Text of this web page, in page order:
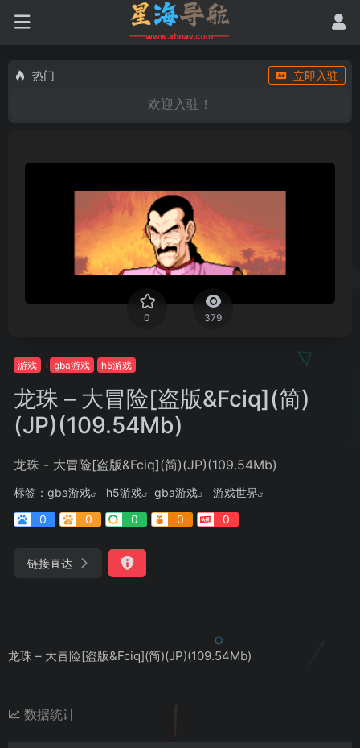
热门 立即入驻
欢迎入驻！
0 379
游戏 gba游戏 h5游戏
龙珠 – 大冒险[盗版&Fciq](简)
(JP)(109.54Mb)
龙珠 - 大冒险[盗版&Fciq](简)(JP)(109.54Mb)
标签： gba游戏 h5游戏 gba游戏
游戏世界
0
0 0 0 0
链接直达
龙珠 – 大冒险[盗版&Fciq](简)(JP)(109.54Mb)
数据统计